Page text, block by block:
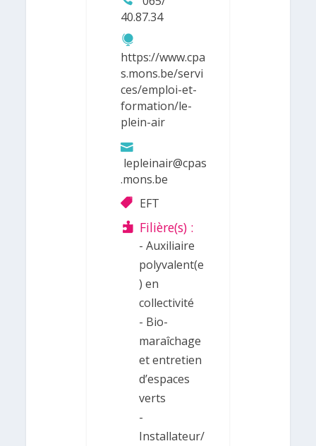
40.87.34
https://www.cpa
s.mons.be/servi
ces/emploi-et-
formation/le-
plein-air
lepleinair@cpas
.mons.be
EFT
Filière(s) :
- Auxiliaire
polyvalent(e
) en
collectivité
- Bio-
maraîchage
et entretien
d’espaces
verts
-
Installateur/